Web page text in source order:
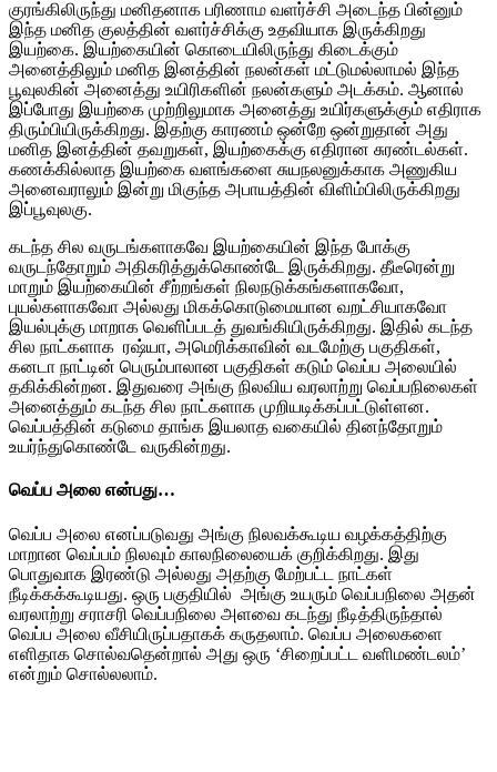
குரங்கிலிருந்து மனிதனாக பரிணாம வளர்ச்சி அடைந்த பின்னும்
இந்த மனித குலத்தின் வளர்ச்சிக்கு உதவியாக இருக்கிறது
இயற்கை. இயற்கையின் கொடையிலிருந்து கிடைக்கும்
அனைத்திலும் மனித இனத்தின் நலன்கள் மட்டுமல்லாமல் இந்த
பூவுலகின் அனைத்து உயிரிகளின் நலன்களும் அடக்கம். ஆனால்
இப்போது இயற்கை முற்றிலுமாக அனைத்து உயிர்களுக்கும் எதிராக
திரும்பியிருக்கிறது. இதற்கு காரணம் ஒன்றே ஒன்றுதான் அது
மனித இனத்தின் தவறுகள், இயற்கைக்கு எதிரான சுரண்டல்கள்.
கணக்கில்லாத இயற்கை வளங்களை சுயநலனுக்காக அணுகிய
அனைவராலும் இன்று மிகுந்த அபாயத்தின் விளிம்பிலிருக்கிறது
இப்பூவுலகு.
கடந்த சில வருடங்களாகவே இயற்கையின் இந்த போக்கு
வருடந்தோறும் அதிகரித்துக்கொண்டே இருக்கிறது. தீடீரென்று
மாறும் இயற்கையின் சீற்றங்கள் நிலநடுக்கங்களாகவோ,
புயல்களாகவோ அல்லது மிகக்கொடுமையான வறட்சியாகவோ
இயல்புக்கு மாறாக வெளிப்படத் துவங்கியிருக்கிறது. இதில் கடந்த
சில நாட்களாக ரஷ்யா, அமெரிக்காவின் வடமேற்கு பகுதிகள்,
கனடா நாட்டின் பெரும்பாலான பகுதிகள் கடும் வெப்ப அலையில்
தகிக்கின்றன. இதுவரை அங்கு நிலவிய வரலாற்று வெப்பநிலைகள்
அனைத்தும் கடந்த சில நாட்களாக முறியடிக்கப்பட்டுள்ளன.
வெப்பத்தின் கடுமை தாங்க இயலாத வகையில் தினந்தோறும்
உயர்ந்துகொண்டே வருகின்றது.
வெப்ப அலை என்பது…
வெப்ப அலை எனப்படுவது அங்கு நிலவக்கூடிய வழக்கத்திற்கு
மாறான வெப்பம் நிலவும் காலநிலையைக் குறிக்கிறது. இது
பொதுவாக இரண்டு அல்லது அதற்கு மேற்பட்ட நாட்கள்
நீடிக்கக்கூடியது. ஒரு பகுதியில் அங்கு உயரும் வெப்பநிலை அதன்
வரலாற்று சராசரி வெப்பநிலை அளவை கடந்து நீடித்திருந்தால்
வெப்ப அலை வீசியிருப்பதாகக் கருதலாம். வெப்ப அலைகளை
எளிதாக சொல்வதென்றால் அது ஒரு ‘சிறைப்பட்ட வளிமண்டலம்’
என்றும் சொல்லலாம்.